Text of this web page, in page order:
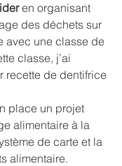
en organisant
des déchets sur
avec une classe de
classe, j’ai
recette de dentifrice
place un projet
alimentaire à la
de carte et la
alimentaire.